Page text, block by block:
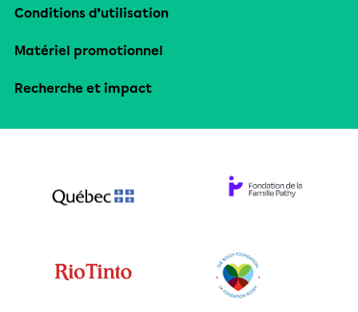
Conditions d’utilisation
Matériel promotionnel
Recherche et impact